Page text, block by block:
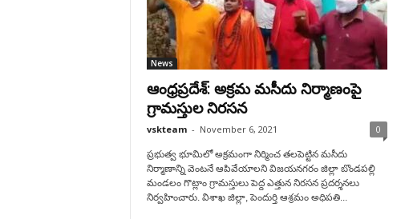
News
ఆంధ్ర‌ప్ర‌దేశ్: అక్ర‌మ మ‌సీదు నిర్మాణంపై
గ్రామ‌స్తుల నిరస‌న
vskteam - November 6, 2021 0
ప్రభుత్వ భూమిలో అక్రమంగా నిర్మించ తలపెట్టిన మసీదు
నిర్మాణాన్ని వెంటనే ఆపివేయాలని విజయనగరం జిల్లా బొండపల్లి
మండలం గొట్లాం గ్రామస్తులు పెద్ద ఎత్తున నిరసన ప్రదర్శనలు
నిర్వహించారు. విశాఖ జిల్లా, పెందుర్తి ఆశ్రమం అధిపతి...